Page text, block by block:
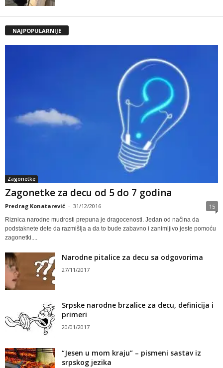
NAJPOPULARNIJE
Zagonetke
Zagonetke za decu od 5 do 7 godina
Predrag Konatarević - 31/12/2016 15
Riznica narodne mudrosti prepuna je dragocenosti. Jedan od načina da
podstaknete dete da razmišlja a da to bude zabavno i zanimljivo jeste pomoću
zagonetki....
Narodne pitalice za decu sa odgovorima
27/11/2017
Srpske narodne brzalice za decu, definicija i
primeri
20/01/2017
“Jesen u mom kraju” – pismeni sastav iz
srpskog jezika